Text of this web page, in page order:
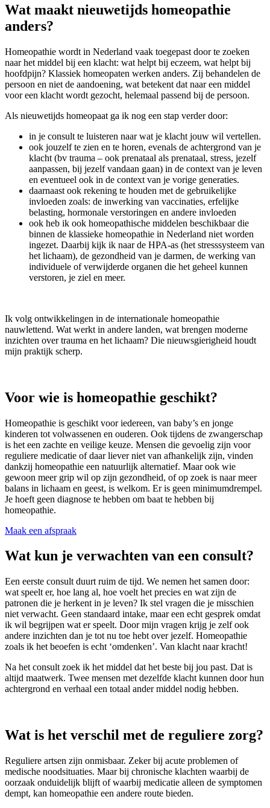
Wat maakt nieuwetijds homeopathie
anders?
Homeopathie wordt in Nederland vaak toegepast door te zoeken
naar het middel bij een klacht: wat helpt bij eczeem, wat helpt bij
hoofdpijn? Klassiek homeopaten werken anders. Zij behandelen de
persoon en niet de aandoening, wat betekent dat naar een middel
voor een klacht wordt gezocht, helemaal passend bij de persoon.
Als nieuwetijds homeopaat ga ik nog een stap verder door:
in je consult te luisteren naar wat je klacht jouw wil vertellen.
ook jouzelf te zien en te horen, evenals de achtergrond van je
klacht (bv trauma – ook prenataal als prenataal, stress, jezelf
aanpassen, bij jezelf vandaan gaan) in de context van je leven
en eventueel ook in de context van je vorige generaties.
daarnaast ook rekening te houden met de gebruikelijke
invloeden zoals: de inwerking van vaccinaties, erfelijke
belasting, hormonale verstoringen en andere invloeden
ook heb ik ook homeopathische middelen beschikbaar die
binnen de klassieke homeopathie in Nederland niet worden
ingezet. Daarbij kijk ik naar de HPA-as (het stresssysteem van
het lichaam), de gezondheid van je darmen, de werking van
individuele of verwijderde organen die het geheel kunnen
verstoren, je ziel en meer.
Ik volg ontwikkelingen in de internationale homeopathie
nauwlettend. Wat werkt in andere landen, wat brengen moderne
inzichten over trauma en het lichaam? Die nieuwsgierigheid houdt
mijn praktijk scherp.
Voor wie is homeopathie geschikt?
Homeopathie is geschikt voor iedereen, van baby’s en jonge
kinderen tot volwassenen en ouderen. Ook tijdens de zwangerschap
is het een zachte en veilige keuze. Mensen die gevoelig zijn voor
reguliere medicatie of daar liever niet van afhankelijk zijn, vinden
dankzij homeopathie een natuurlijk alternatief. Maar ook wie
gewoon meer grip wil op zijn gezondheid, of op zoek is naar meer
balans in lichaam en geest, is welkom. Er is geen minimumdrempel.
Je hoeft geen diagnose te hebben om baat te hebben bij
homeopathie.
Maak een afspraak
Wat kun je verwachten van een consult?
Een eerste consult duurt ruim de tijd. We nemen het samen door:
wat speelt er, hoe lang al, hoe voelt het precies en wat zijn de
patronen die je herkent in je leven? Ik stel vragen die je misschien
niet verwacht. Geen standaard intake, maar een echt gesprek omdat
ik wil begrijpen wat er speelt. Door mijn vragen krijg je zelf ook
andere inzichten dan je tot nu toe hebt over jezelf. Homeopathie
zoals ik het beoefen is echt ‘omdenken’. Van klacht naar kracht!
Na het consult zoek ik het middel dat het beste bij jou past. Dat is
altijd maatwerk. Twee mensen met dezelfde klacht kunnen door hun
achtergrond en verhaal een totaal ander middel nodig hebben.
Wat is het verschil met de reguliere zorg?
Reguliere artsen zijn onmisbaar. Zeker bij acute problemen of
medische noodsituaties. Maar bij chronische klachten waarbij de
oorzaak onduidelijk blijft of waarbij medicatie alleen de symptomen
dempt, kan homeopathie een andere route bieden.